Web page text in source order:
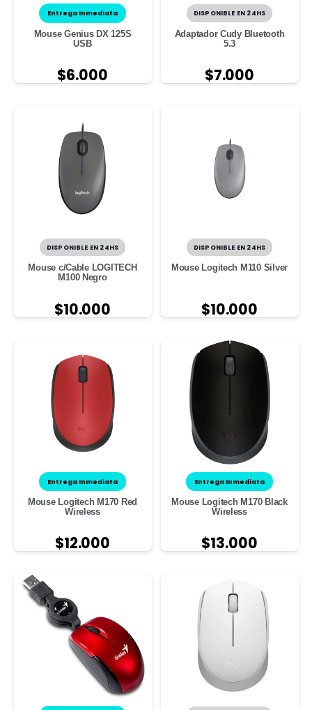
Entrega Inmediata
Mouse Genius DX 125S
USB
$6.000
DISPONIBLE EN 24HS
Adaptador Cudy Bluetooth
5.3
$7.000
DISPONIBLE EN 24HS
Mouse c/Cable LOGITECH
M100 Negro
$10.000
DISPONIBLE EN 24HS
Mouse Logitech M110 Silver
$10.000
Entrega Inmediata
Mouse Logitech M170 Red
Wireless
$12.000
Entrega Inmediata
Mouse Logitech M170 Black
Wireless
$13.000